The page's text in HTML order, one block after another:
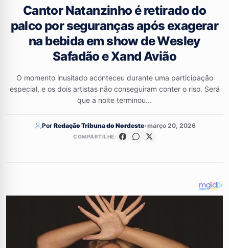
Cantor Natanzinho é retirado do
palco por seguranças após exagerar
na bebida em show de Wesley
Safadão e Xand Avião
O momento inusitado aconteceu durante uma participação
especial, e os dois artistas não conseguiram conter o riso. Será
que a noite terminou...
Por Redação Tribuna do Nordeste•março 20, 2026
COMPARTILHE: